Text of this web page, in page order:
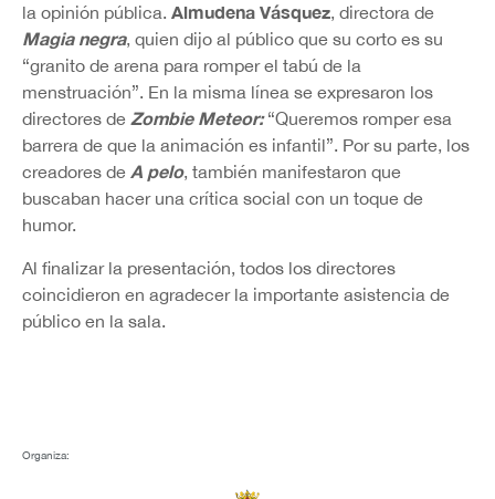
la opinión pública. Almudena Vásquez, directora de
Magia negra, quien dijo al público que su corto es su
“granito de arena para romper el tabú de la
menstruación”. En la misma línea se expresaron los
directores de Zombie Meteor:“Queremos romper esa
barrera de que la animación es infantil”. Por su parte, los
creadores de A pelo, también manifestaron que
buscaban hacer una crítica social con un toque de
humor.
Al finalizar la presentación, todos los directores
coincidieron en agradecer la importante asistencia de
público en la sala.
Organiza: